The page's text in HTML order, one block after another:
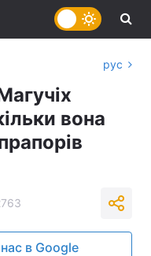
рус
вона
в Google